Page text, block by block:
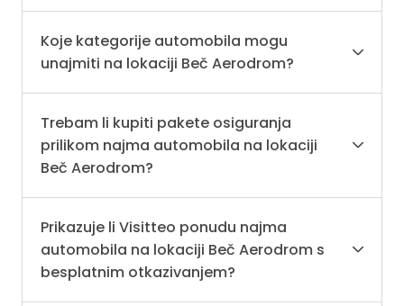
Koje kategorije automobila mogu
unajmiti na lokaciji Beč Aerodrom?
Trebam li kupiti pakete osiguranja
prilikom najma automobila na lokaciji
Beč Aerodrom?
Prikazuje li Visitteo ponudu najma
automobila na lokaciji Beč Aerodrom s
besplatnim otkazivanjem?